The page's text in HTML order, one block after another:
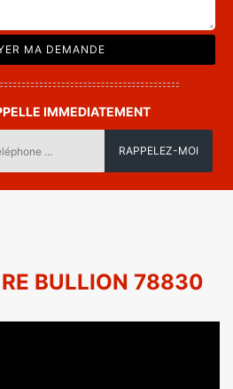
IMMEDIATEMENT
BULLION 78830